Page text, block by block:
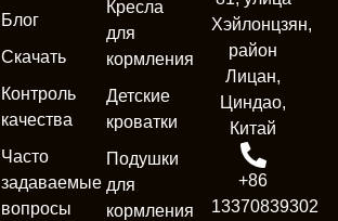
Блог
Скачать
Контроль
качества
Часто
задаваемые
вопросы
Кресла
для
кормления
Детские
кроватки
Подушки
для
кормления
Хэйлонцзян,
район
Лицан,
Циндао,
Китай
+86
13370839302